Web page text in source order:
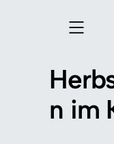
n im